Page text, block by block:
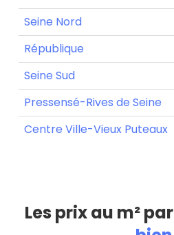
Seine Nord
République
Seine Sud
Pressensé-Rives de Seine
Centre Ville-Vieux Puteaux
Les prix au m² par